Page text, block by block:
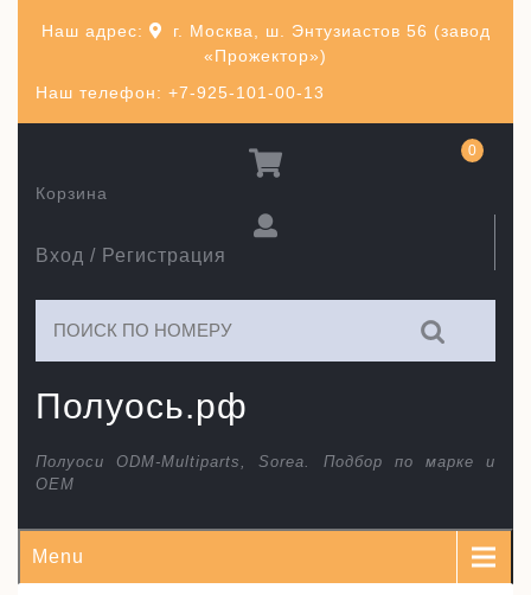
Наш телефон: +7-925-101-00-13
Наш адрес:
г. Москва, ш. Энтузиастов 56 (завод
«Прожектор»)
Полуось.рф
Полуоси ODM-Multiparts, Sorea. Подбор по марке и
ОЕМ
Вход / Регистрация
Корзина
0
Menu